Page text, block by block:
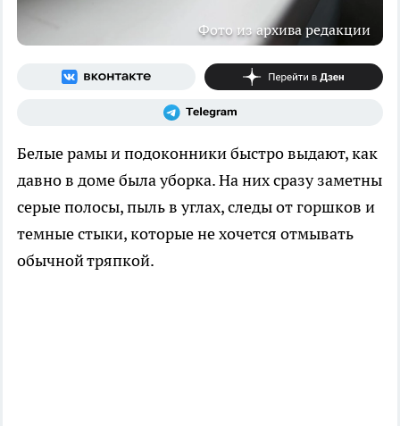
Фото из архива редакции
Белые рамы и подоконники быстро выдают, как
давно в доме была уборка. На них сразу заметны
серые полосы, пыль в углах, следы от горшков и
темные стыки, которые не хочется отмывать
обычной тряпкой.